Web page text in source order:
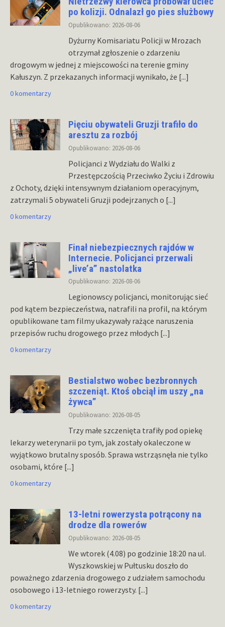
po kolizji. Odnalazł go pies służbowy
Opublikowano: 2026-08-06
Dyżurny Komisariatu Policji w Mrozach
otrzymał zgłoszenie o zdarzeniu
drogowym w jednej z miejscowości na terenie gminy
Kałuszyn. Z przekazanych informacji wynikało, że [...]
0 komentarzy
Pięciu obywateli Gruzji trafiło do
aresztu za rozbój
Opublikowano: 2026-08-06
Policjanci z Wydziału do Walki z
Przestępczością Przeciwko Życiu i Zdrowiu
z Ochoty, dzięki intensywnym działaniom operacyjnym,
zatrzymali 5 obywateli Gruzji podejrzanych o [...]
0 komentarzy
Finał niebezpiecznych rajdów w
Internecie. Policjanci przerwali
„live’a” nastolatka
Opublikowano: 2026-08-06
Legionowscy policjanci, monitorując sieć
pod kątem bezpieczeństwa, natrafili na profil, na którym
opublikowane tam filmy ukazywały rażące naruszenia
przepisów ruchu drogowego przez młodych [...]
0 komentarzy
Bestialstwo wobec bezbronnych
szczeniąt. Ktoś obciął im uszy „na
żywca”
Opublikowano: 2026-08-05
Trzy małe szczenięta trafiły pod opiekę
lekarzy weterynarii po tym, jak zostały okaleczone w
wyjątkowo brutalny sposób. Sprawa wstrząsnęła nie tylko
osobami, które [...]
0 komentarzy
13-letni rowerzysta potrącony na
drodze dla rowerów
Opublikowano: 2026-08-05
We wtorek (4.08) po godzinie 18:20 na ul.
Wyszkowskiej w Pułtusku doszło do
poważnego zdarzenia drogowego z udziałem samochodu
osobowego i 13-letniego rowerzysty. [...]
0 komentarzy